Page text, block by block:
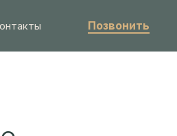
Позвонить